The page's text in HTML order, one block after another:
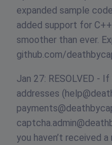
expanded sample
added support for
smoother than ever.
github.com/
Jan 27: RESOLVED -
addresses (
you haven’t received